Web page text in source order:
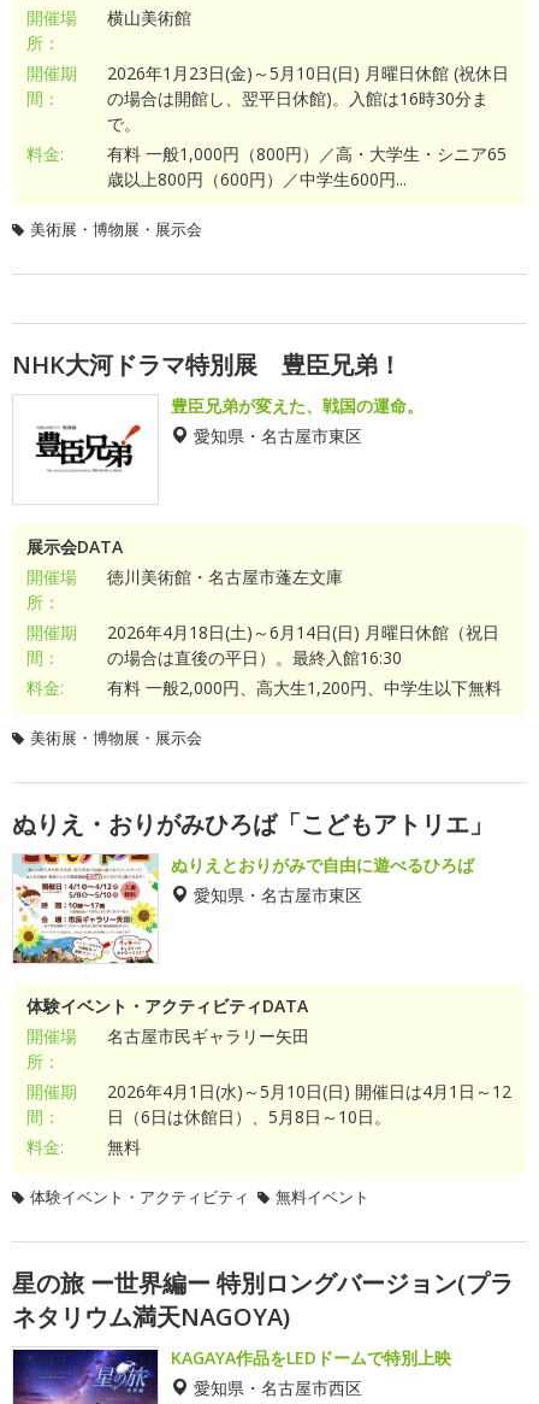
開催場
所：
横山美術館
開催期
間：
2026年1月23日(金)～5月10日(日) 月曜日休館 (祝休日
の場合は開館し、翌平日休館)。入館は16時30分ま
で。
料金:
有料 一般1,000円（800円）／高・大学生・シニア65
歳以上800円（600円）／中学生600円...
美術展・博物展・展示会
NHK大河ドラマ特別展 豊臣兄弟！
豊臣兄弟が変えた、戦国の運命。
愛知県・名古屋市東区
展示会DATA
開催場
所：
徳川美術館・名古屋市蓬左文庫
開催期
間：
2026年4月18日(土)～6月14日(日) 月曜日休館（祝日
の場合は直後の平日）。最終入館16:30
料金:
有料 一般2,000円、高大生1,200円、中学生以下無料
美術展・博物展・展示会
ぬりえ・おりがみひろば「こどもアトリエ」
ぬりえとおりがみで自由に遊べるひろば
愛知県・名古屋市東区
体験イベント・アクティビティDATA
開催場
所：
名古屋市民ギャラリー矢田
開催期
間：
2026年4月1日(水)～5月10日(日) 開催日は4月1日～12
日（6日は休館日）、5月8日～10日。
料金:
無料
体験イベント・アクティビティ 無料イベント
星の旅 ー世界編ー 特別ロングバージョン(プラ
ネタリウム満天NAGOYA)
KAGAYA作品をLEDドームで特別上映
愛知県・名古屋市西区